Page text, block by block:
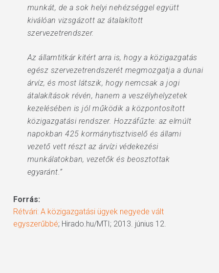
munkát, de a sok helyi nehézséggel együtt
kiválóan vizsgázott az átalakított
szervezetrendszer.
Az államtitkár kitért arra is, hogy a közigazgatás
egész szervezetrendszerét megmozgatja a dunai
árvíz, és most látszik, hogy nemcsak a jogi
átalakítások révén, hanem a veszélyhelyzetek
kezelésében is jól működik a központosított
közigazgatási rendszer. Hozzáfűzte: az elmúlt
napokban 425 kormánytisztviselő és állami
vezető vett részt az árvízi védekezési
munkálatokban, vezetők és beosztottak
egyaránt.”
Forrás:
Rétvári: A közigazgatási ügyek negyede vált
egyszerűbbé; Hirado.hu/MTI; 2013. június 12.